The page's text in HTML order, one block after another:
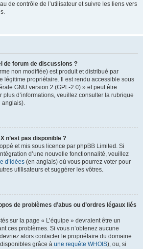
de contrôle de l’utilisateur et suivre les liens vers
de forum de discussions ?
non modifiée) est produit et distribué par
légitime propriétaire. Il est rendu accessible sous
GNU version 2 (GPL-2.0) » et peut être
plus d’informations, veuillez consulter la rubrique
anglais).
n’est pas disponible ?
et mis sous licence par phpBB Limited. Si
d’une nouvelle fonctionnalité, veuillez
d’idées (en anglais) où vous pourrez voter pour
utilisateurs et suggérer les vôtres.
de problèmes d’abus ou d’ordres légaux liés
sur la page « L’équipe » devraient être un
ces problèmes. Si vous n’obtenez aucune
alors contacter le propriétaire du domaine
grâce à une requête WHOIS), ou, si